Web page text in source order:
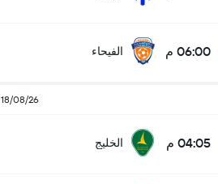
06:00 م الفيحاء
18/08/26
04:05 م الخليج